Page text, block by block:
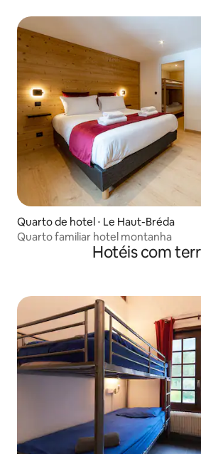
Quarto de hotel ⋅ Le Haut-Bréda
Quarto familiar hotel montanha
Hotéis com